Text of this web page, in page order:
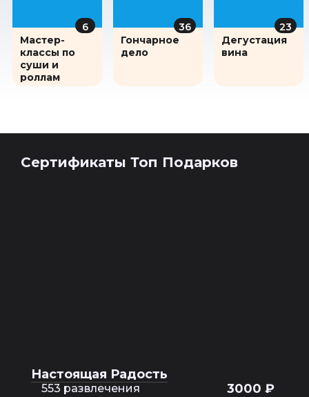
6
Мастер-
классы по
суши и
роллам
36
Гончарное
дело
23
Дегустация
вина
Сертификаты Топ Подарков
Настоящая Радость
553 развлечения 3000 ₽